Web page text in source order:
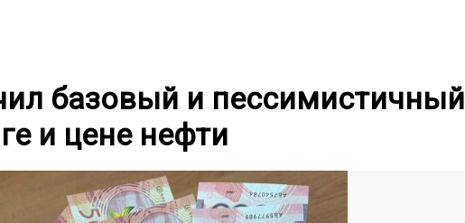
базовый и пессимистичный
и цене нефти